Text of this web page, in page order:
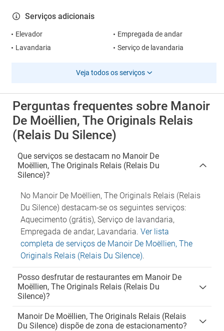
Serviços adicionais
Elevador
Empregada de andar
Lavandaria
Serviço de lavandaria
Veja todos os serviços
Perguntas frequentes sobre Manoir
De Moëllien, The Originals Relais
(Relais Du Silence)
Que serviços se destacam no Manoir De
Moëllien, The Originals Relais (Relais Du
Silence)?
No Manoir De Moëllien, The Originals Relais (Relais
Du Silence) destacam-se os seguintes serviços:
Aquecimento (grátis), Serviço de lavandaria,
Empregada de andar, Lavandaria. Ver lista
completa de serviços de Manoir De Moëllien, The
Originals Relais (Relais Du Silence).
Posso desfrutar de restaurantes em Manoir De
Moëllien, The Originals Relais (Relais Du
Silence)?
Manoir De Moëllien, The Originals Relais (Relais
Du Silence) dispõe de zona de estacionamento?